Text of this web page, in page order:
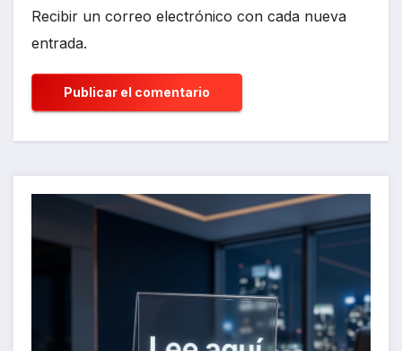
Recibir un correo electrónico con cada nueva
entrada.